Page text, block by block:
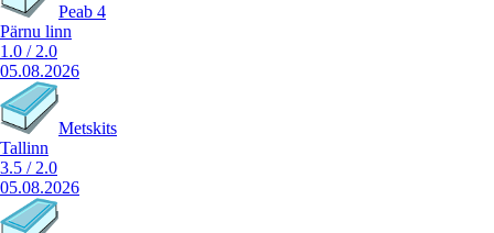
Peab 4
Pärnu linn
1.0 / 2.0
05.08.2026
Metskits
Tallinn
3.5 / 2.0
05.08.2026